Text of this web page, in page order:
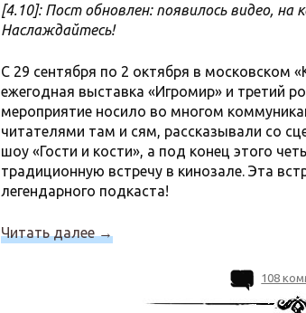
[4.10]: Пост обновлен: появилось видео, на
Наслаждайтесь!
С 29 сентября по 2 октября в московском
ежегодная выставка «Игромир» и третий
мероприятие носило во многом
читателями там и сям, рассказывали со
шоу «Гости и кости», а под конец этого
традиционную встречу в кинозале. Эта
легендарного подкаста!
Читать далее→
108